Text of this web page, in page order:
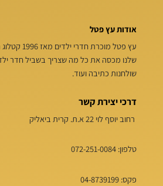
אודות עץ פטל
עץ פטל מוכרת
שלנו מכסה את כל מה שצריך בשביל חדר
שולחנות כתיבה ועוד.
דרכי יצירת קשר
רחוב יוסף לוי 22 א.ת. קרית ביאליק
טלפון: 072-251-0084
פקס: 04-8739199